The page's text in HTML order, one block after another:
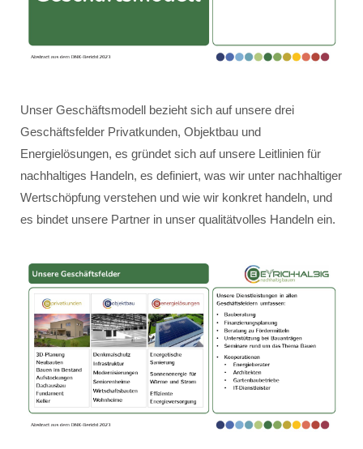
Unser Geschäftsmodell bezieht sich auf unsere drei
Geschäftsfelder Privatkunden, Objektbau und
Energielösungen, es gründet sich auf unsere Leitlinien für
nachhaltiges Handeln, es definiert, was wir unter nachhaltiger
Wertschöpfung verstehen und wie wir konkret handeln, und
es bindet unsere Partner in unser qualitätvolles Handeln ein.